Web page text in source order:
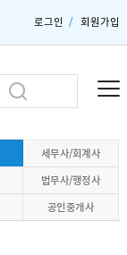
로그인 / 회원가입
세무사/회계사
법무사/행정사
공인중개사